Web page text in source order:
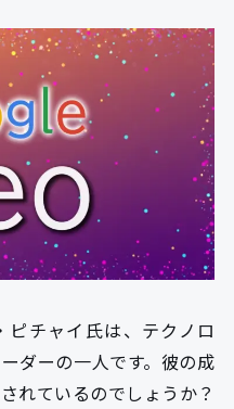
ピチャイ氏は、テクノロ
ダーの一人です。彼の成
れているのでしょうか？